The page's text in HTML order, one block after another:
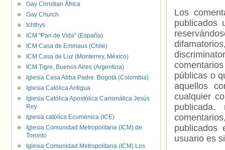
Los
publicados
públicas o
aquellos
cualquier
usuario es
Gay Christian África
Gay Church
Ichthys
ICM "Pan de Vida" (España)
ICM Casa de Emmaus (Chile)
ICM Casa de Luz (Monterrey, México)
ICM Tigre, Buenos Aires (Argentina)
Iglesia Casa Abba Padre. Bogotá (Colombia)
Iglesia Católica Antigua
Iglesia Católica Apostólica Carismática Jesús
Rey
Iglesia católica Ecuménica (ICE)
Iglesia Comunidad Metropolitana (ICM) de
Toronto
Iglesia Comunidad Metropolitana (ICM) Los